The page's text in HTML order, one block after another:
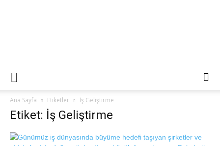
Ana Sayfa Etiketler İş Geliştirme
Etiket: İş Geliştirme